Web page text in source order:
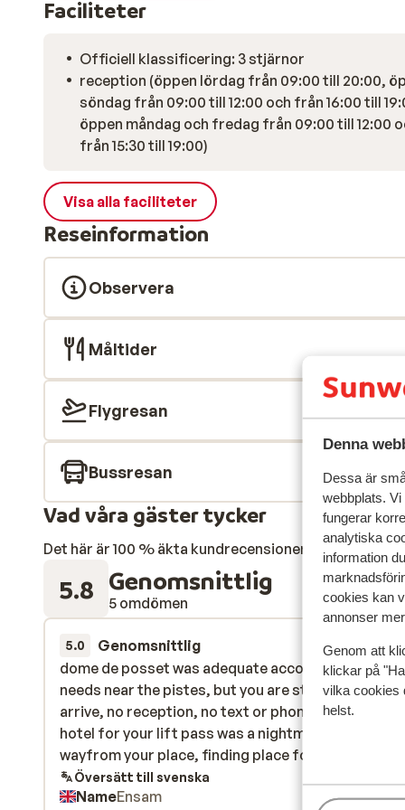
Denna
Dessa är
webbplats.
fungerar
analytiska
information
cookies kan
annonser
Genom att
klickar på
vilka cookies
helst.
Faciliteter
Officiell klassificering: 3 stjärnor
reception (öppen lördag från 09:00 till 20:00,
söndag från 09:00 till 12:00 och från 16:00 till
öppen måndag och fredag från 09:00 till 12:00
från 15:30 till 19:00)
Visa alla faciliteter
Reseinformation
Observera
Måltider
Flygresan
Bussresan
Vad våra gäster tycker
Det här är 100 % äkta kundrecensioner som
5.8 Genomsnittlig
5 omdömen
5.0 Genomsnittlig
28 feb.
dome de posset was adequate accommodation
needs near the pistes, but you are stranded when
arrive, no reception, no text or phone call ,finding
hotel for your lift pass was a nightmare, its long
wayfrom your place, finding place for your ?? keys
collect ,what do you do with all your luggage it's
impossible to cart that around with you as your
dome de posset was adequate accommodation
needs near the pistes, but you are stranded when
arrive, no reception, no text or phone call ,finding
hotel for your lift pass was a nightmare, its long
wayfrom your place, finding place for your ??...
Översätt till svenska
NameEnsam